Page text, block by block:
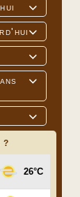





?